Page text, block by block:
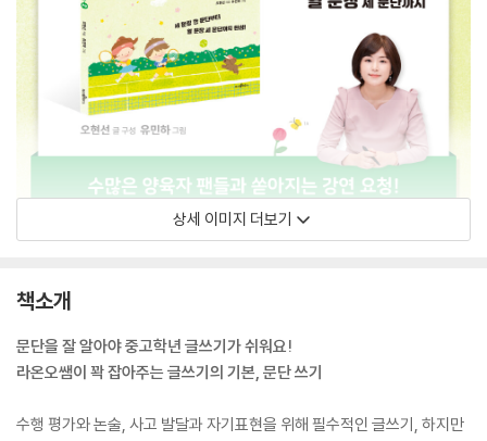
상세 이미지 더보기
책소개
문단을 잘 알아야 중고학년 글쓰기가 쉬워요!
라온오쌤이 꽉 잡아주는 글쓰기의 기본, 문단 쓰기
수행 평가와 논술, 사고 발달과 자기표현을 위해 필수적인 글쓰기, 하지만